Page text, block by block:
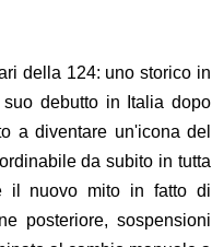
della 124: uno storico in
debutto in Italia dopo
a diventare un'icona del
da subito in tutta
il nuovo mito in fatto di
posteriore, sospensioni